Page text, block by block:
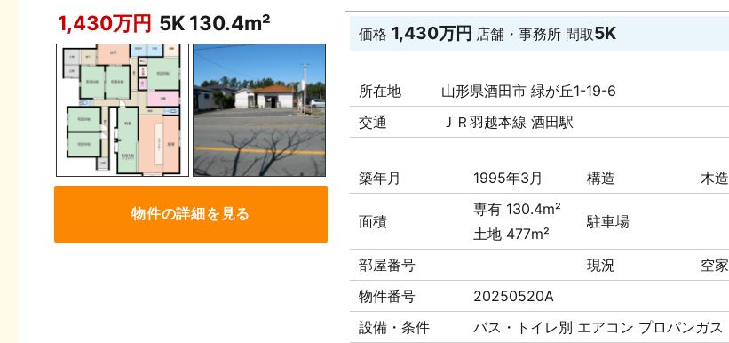
1,430万円 5K 130.4m²
物件の詳細を見る
価格 1,430万円 店舗・事務所 間取5K
所在地
山形県酒田市 緑が丘1-19-6
交通
ＪＲ羽越本線 酒田駅
築年月 1995年3月 構造 木造
面積
専有 130.4m²
土地 477m²
駐車場
部屋番号 現況
空家
物件番号
20250520A
設備・条件
バス・トイレ別 エアコン プロパンガス